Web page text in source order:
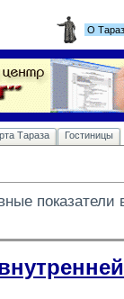
О
Тараза Гостиницы
показатели